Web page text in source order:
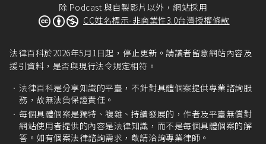
除 Podcast 與自製影片以外，網站採用
CC姓名標示-非商業性3.0台灣授權條款
法律百科於2026年5月1日起，停止更新。請讀者留意網站內容及
援引資料，是否與現行法令規定相符。
法律百科是分享知識的平臺，不針對具體個案提供專業諮詢服
務，故無法負保證責任。
每個具體個案是獨特、複雜、持續發展的，作者及平臺無償對
網站使用者提供的內容是法律知識，而不是每個具體個案的解
答。如有個案法律諮詢需求，敬請洽詢專業律師。